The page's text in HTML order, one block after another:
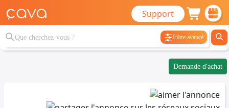
Support
Filtre avancé
Demande d'achat